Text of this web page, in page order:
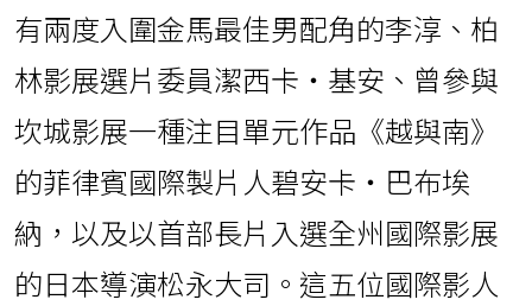
有兩度入圍金馬最佳男配角的李淳、柏
林影展選片委員潔西卡・基安、曾參與
坎城影展一種注目單元作品《越與南》
的菲律賓國際製片人碧安卡・巴布埃
納，以及以首部長片入選全州國際影展
的日本導演松永大司。這五位國際影人